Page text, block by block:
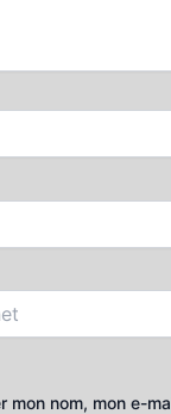
mon nom, mon e-